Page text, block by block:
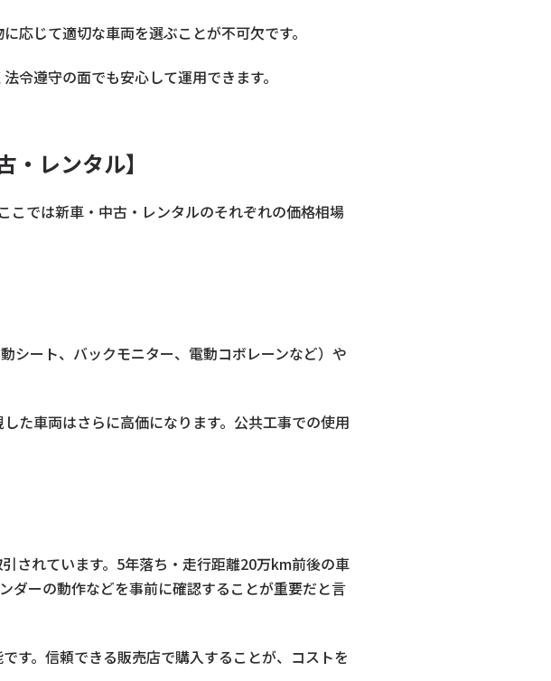
応じて適切な車両を選ぶことが不可欠です。
令遵守の面でも安心して運用できます。
レンタル】
では新車・中古・レンタルのそれぞれの価格相場
シート、バックモニター、電動コボレーンなど）や
た車両はさらに高価になります。公共工事での使用
されています。5年落ち・走行距離20万km前後の車
ダーの動作などを事前に確認することが重要だと言
す。信頼できる販売店で購入することが、コストを